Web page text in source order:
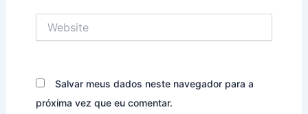
Salvar meus dados neste navegador para a
próxima vez que eu comentar.